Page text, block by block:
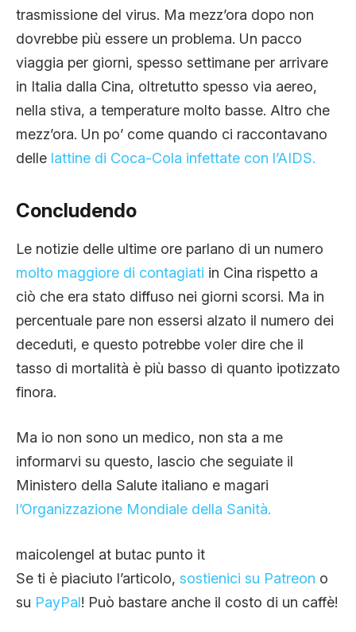
trasmissione del virus. Ma mezz’ora dopo non
dovrebbe più essere un problema. Un pacco
viaggia per giorni, spesso settimane per arrivare
in Italia dalla Cina, oltretutto spesso via aereo,
nella stiva, a temperature molto basse. Altro che
mezz’ora. Un po’ come quando ci raccontavano
delle lattine di Coca-Cola infettate con l’AIDS.
Concludendo
Le notizie delle ultime ore parlano di un numero
molto maggiore di contagiati in Cina rispetto a
ciò che era stato diffuso nei giorni scorsi. Ma in
percentuale pare non essersi alzato il numero dei
deceduti, e questo potrebbe voler dire che il
tasso di mortalità è più basso di quanto ipotizzato
finora.
Ma io non sono un medico, non sta a me
informarvi su questo, lascio che seguiate il
Ministero della Salute italiano e magari
l’Organizzazione Mondiale della Sanità.
maicolengel at butac punto it
Se ti è piaciuto l’articolo, sostienici su Patreon o
su PayPal! Può bastare anche il costo di un caffè!